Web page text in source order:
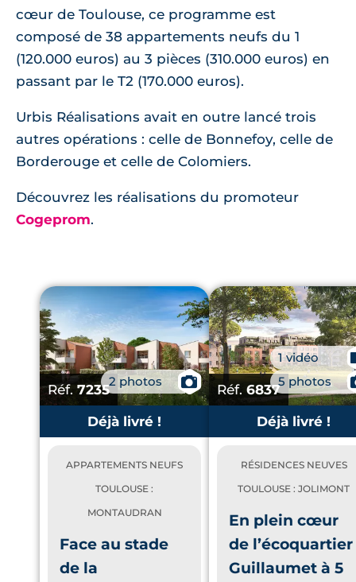
cœur de Toulouse, ce programme est
composé de 38 appartements neufs du 1
(120.000 euros) au 3 pièces (310.000 euros) en
passant par le T2 (170.000 euros).
Urbis Réalisations avait en outre lancé trois
autres opérations : celle de Bonnefoy, celle de
Borderouge et celle de Colomiers.
Découvrez les réalisations du promoteur
Cogeprom.
Réf. 7235
2 photos 📷
Déjà livré !
APPARTEMENTS NEUFS
TOULOUSE :
MONTAUDRAN
Face au stade
de la
Réf. 6837
1 vidéo
5 photos
Déjà livré !
RÉSIDENCES NEUVES
TOULOUSE : JOLIMONT
En plein cœur
de l’écoquartier
Guillaumet à 5